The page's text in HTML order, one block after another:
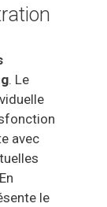
. Le
avec
le